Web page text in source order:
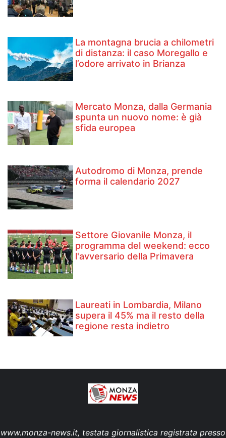
La montagna brucia a chilometri
di distanza: il caso Moregallo e
l’odore arrivato in Brianza
Mercato Monza, dalla Germania
spunta un nuovo nome: è già
sfida europea
Autodromo di Monza, prende
forma il calendario 2027
Settore Giovanile Monza, il
programma del weekend: ecco
l'avversario della Primavera
Laureati in Lombardia, Milano
supera il 45% ma il resto della
regione resta indietro
www.monza-news.it, testata giornalistica registrata presso